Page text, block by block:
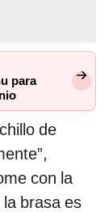
para
de
con la
la brasa es